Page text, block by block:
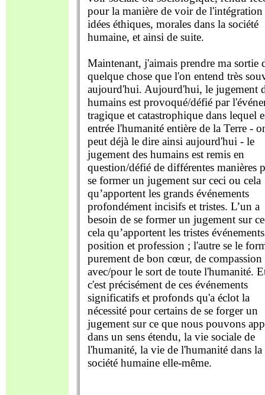
pour la manière de voir de l'intégration
idées éthiques, morales dans la société
humaine, et ainsi de suite.
Maintenant, j'aimais prendre ma sortie
quelque chose que l'on entend très
aujourd'hui. Aujourd'hui, le jugement
humains est provoqué/défié par
tragique et catastrophique dans lequel
entrée l'humanité entière de la Terre -
peut déjà le dire ainsi aujourd'hui - le
jugement des humains est remis en
question/défié de différentes manières
se former un jugement sur ceci ou cela
qu’apportent les grands événements
profondément incisifs et tristes. L’un a
besoin de se former un jugement sur
cela qu’apportent les tristes
position et profession ; l'autre se le
purement de bon cœur, de compassion
avec/pour le sort de toute l'humanité.
c'est précisément de ces événements
significatifs et profonds qu'a éclot la
nécessité pour certains de se forger un
jugement sur ce que nous pouvons
dans un sens étendu, la vie sociale de
l'humanité, la vie de l'humanité dans la
société humaine elle-même.